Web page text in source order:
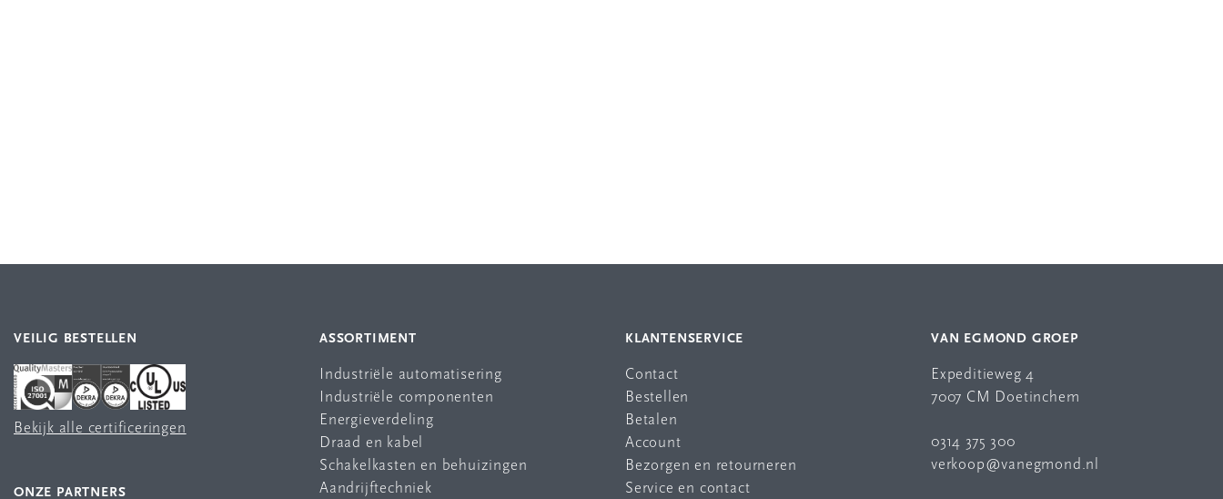
VEILIG BESTELLEN
Bekijk alle certificeringen
ONZE PARTNERS
ASSORTIMENT
Industriële automatisering
Industriële componenten
Energieverdeling
Draad en kabel
Schakelkasten en behuizingen
Aandrijftechniek
KLANTENSERVICE
Contact
Bestellen
Betalen
Account
Bezorgen en retourneren
Service en contact
VAN EGMOND GROEP
Expeditieweg 4
7007 CM Doetinchem
0314 375 300
verkoop@vanegmond.nl